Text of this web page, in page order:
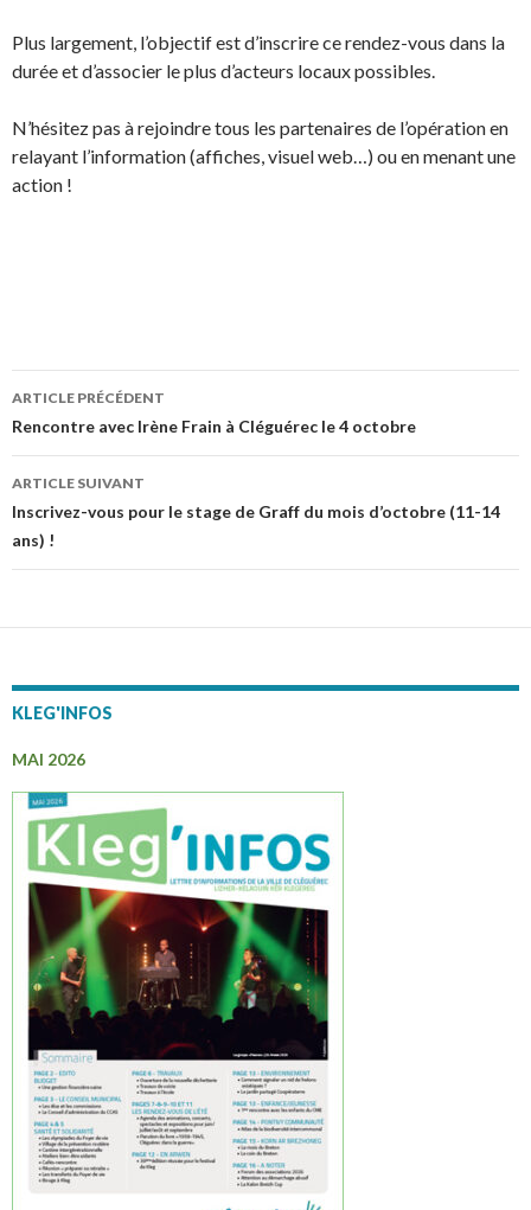
Plus largement, l’objectif est d’inscrire ce rendez-vous dans la
durée et d’associer le plus d’acteurs locaux possibles.
N’hésitez pas à rejoindre tous les partenaires de l’opération en
relayant l’information (affiches, visuel web…) ou en menant une
action !
Navigation
des
articles
ARTICLE PRÉCÉDENT
Rencontre avec Irène Frain à Cléguérec le 4 octobre
ARTICLE SUIVANT
Inscrivez-vous pour le stage de Graff du mois d’octobre (11-14
ans) !
KLEG'INFOS
MAI 2026